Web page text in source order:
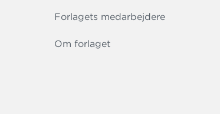
Forlagets medarbejdere
Om forlaget